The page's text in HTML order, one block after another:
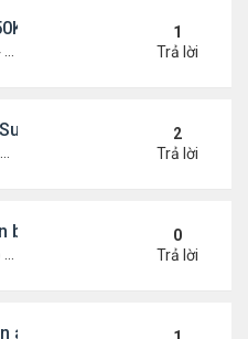
cho tội phạm 'đang ở Việt
1
Trả lời
VN
2
Trả lời
bay ở Mỹ
0
Trả lời
án’ bị Mỹ trục xuất về nước